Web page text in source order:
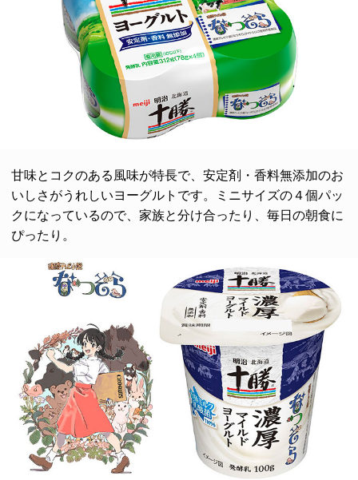
甘味とコクのある風味が特長で、安定剤・香料無添加のお
いしさがうれしいヨーグルトです。ミニサイズの４個パッ
クになっているので、家族と分け合ったり、毎日の朝食に
ぴったり。